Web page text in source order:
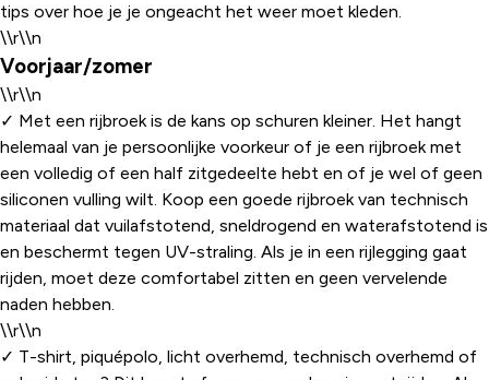
tips over hoe je je ongeacht het weer moet kleden.
\\r\\n
Voorjaar/zomer
\\r\\n
✓ Met een rijbroek is de kans op schuren kleiner. Het hangt
helemaal van je persoonlijke voorkeur of je een rijbroek met
een volledig of een half zitgedeelte hebt en of je wel of geen
siliconen vulling wilt. Koop een goede rijbroek van technisch
materiaal dat vuilafstotend, sneldrogend en waterafstotend is
en beschermt tegen UV-straling. Als je in een rijlegging gaat
rijden, moet deze comfortabel zitten en geen vervelende
naden hebben.
\\r\\n
✓ T-shirt, piquépolo, licht overhemd, technisch overhemd of